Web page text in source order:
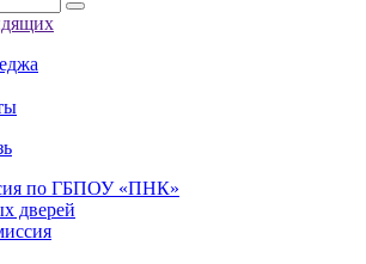
по ГБПОУ «ПНК»
дверей